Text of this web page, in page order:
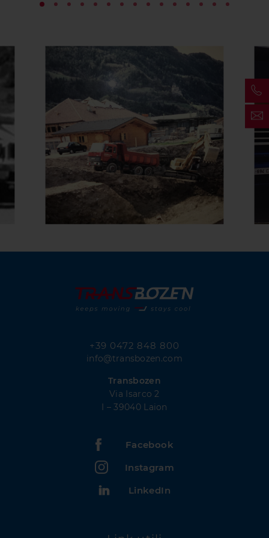
Facebook
Instagram
LinkedIn
+39 0472 848 800
info@transbozen.com
Transbozen
Via Isarco 2
I – 39040 Laion